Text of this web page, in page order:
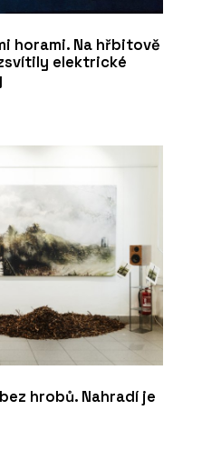
horami. Na hřbitově
elektrické
hrobů. Nahradí je